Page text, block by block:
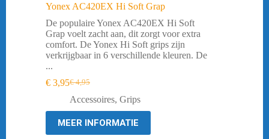
Yonex AC420EX Hi Soft Grap
De populaire Yonex AC420EX Hi Soft
Grap voelt zacht aan, dit zorgt voor extra
comfort. De Yonex Hi Soft grips zijn
verkrijgbaar in 6 verschillende kleuren. De
...
€4,95
Oorspronkelijke
prijs
€ 4,95.
€ 3,95Huidige
prijs
€ 3,95.
Accessoires, Grips
MEER INFORMATIE